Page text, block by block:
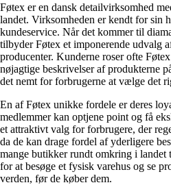
Føtex er en dansk detailvirksomhed
landet. Virksomheden er kendt for sin
kundeservice. Når det kommer til
tilbyder Føtex et imponerende udvalg
producenter. Kunderne roser ofte
nøjagtige beskrivelser af produkterne
det nemt for forbrugerne at vælge det
En af Føtex unikke fordele er deres
medlemmer kan optjene point og få
et attraktivt valg for forbrugere, der
da de kan drage fordel af yderligere
mange butikker rundt omkring i landet
for at besøge et fysisk varehus og se
verden, før de køber dem.